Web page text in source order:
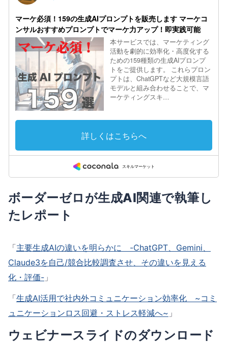
ボーダーゼロが生成AI関連で執筆し
たレポート
「主要生成AIの違いを明らかに -ChatGPT、Gemini、
Claude3を自己/競合比較調査させ、その違いを見える
化・評価- 」
「生成AI活用で社内外コミュニケーション効率化 ~コミ
ュニケーションロス回避・ストレス軽減へ~ 」
ウェビナースライドのダウンロード